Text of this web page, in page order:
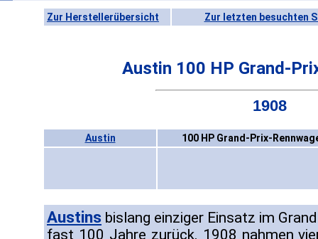
Zur Herstellerübersicht Zur letzten besuchten
Austin 100 HP Grand-
1908
Austin 100 HP Grand-Prix-
Austins bislang einziger Einsatz im
fast 100 Jahre zurück. 1908 nahmen